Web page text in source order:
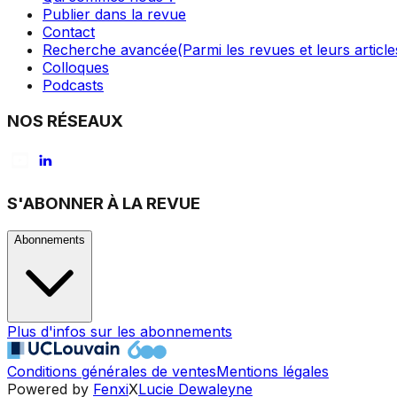
Publier dans la revue
Contact
Recherche avancée(Parmi les revues et leurs
Colloques
Podcasts
NOS RÉSEAUX
S'ABONNER À LA REVUE
Abonnements
Plus d'infos sur les abonnements
Conditions générales de ventesMentions légales
Powered by FenxiXLucie Dewaleyne